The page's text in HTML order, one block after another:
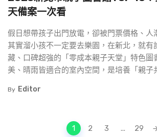
天備案一次看
假日想帶孩子出門放電，卻被門票價格、人
其實溜小孩不一定要去樂園，在新北，就有
藏、口碑超強的「零成本親子天堂」特色圖
美、晴雨皆適合的室內空間，是培養「親子
By Editor
1 2 3 ... 29